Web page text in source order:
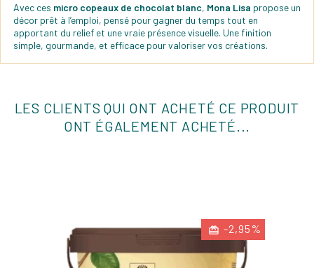
Avec ces micro copeaux de chocolat blanc, Mona Lisa propose un
décor prêt à l’emploi, pensé pour gagner du temps tout en
apportant du relief et une vraie présence visuelle. Une finition
simple, gourmande, et efficace pour valoriser vos créations.
LES CLIENTS QUI ONT ACHETÉ CE PRODUIT
ONT ÉGALEMENT ACHETÉ...
-2,95%